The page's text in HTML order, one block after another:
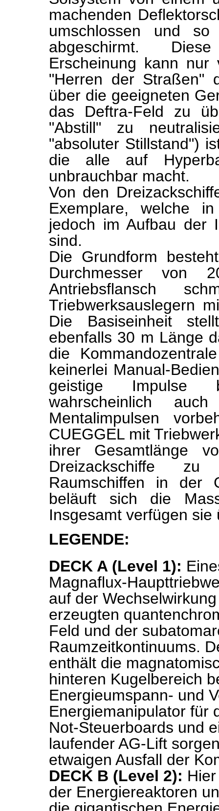
machenden
umschlossen und
abgeschirmt.
Erscheinung kann nur
"Herren der Straßen"
über die geeigneten
das Deftra-Feld zu
"Abstill" zu
"absoluter Stillstand")
die alle auf
unbrauchbar macht.
Von den
Exemplare, welche
jedoch im Aufbau der
sind.
Die Grundform
Durchmesser
Antriebsflansch
Triebwerksauslegern
Die Basiseinheit
ebenfalls 30 m Länge
die
keinerlei Manual-
geistige Impulse
wahrscheinlich
Mentalimpulsen
CUEGGEL mit
ihrer Gesamtlänge
Dreizackschiffe zu
Raumschiffen in der
beläuft sich die
Insgesamt verfügen
LEGENDE:
DECK A (Level 1):
Magnaflux-
auf der
erzeugten
Feld und der
Raumzeitkontinuums.
enthält die
hinteren Kugelbereich
Energieumspann- und
Energiemanipulator für
Not-Steuerboards und
laufender AG-Lift
etwaigen Ausfall der
DECK B (Level 2):
der Energiereaktoren